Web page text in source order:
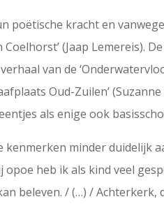
poëtische kracht en
(Jaap Lemereis).
van de
Oud-Zuilen’ (Suzanne
als enige ook
minder duidelijk
heb ik als kind veel
beleven. / (…) / Achterkerk,